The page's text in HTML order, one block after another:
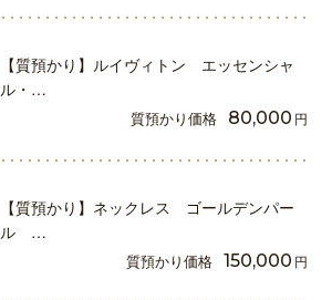
【質預かり】ルイヴィトン エッセンシャ
ル・…
質預かり価格 80,000 円
【質預かり】ネックレス ゴールデンパー
ル …
質預かり価格 150,000 円